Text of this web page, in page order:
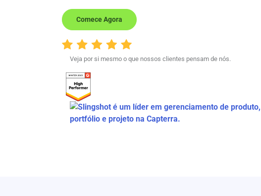
Comece Agora
Veja por si mesmo o que nossos clientes pensam de nós.